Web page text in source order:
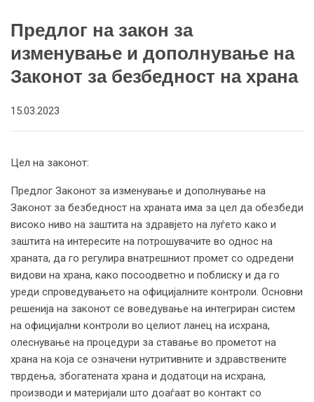
Предлог на закон за
изменување и дополнување на
Законот за безбедност на храна
15.03.2023
Цел на законот:
Предлог Законот за изменување и дополнување на
Законот за безбедност на храната има за цел да обезбеди
високо ниво на заштита на здравјето на луѓето како и
заштита на интересите на потрошувачите во однос на
храната, да го регулира внатрешниот промет со одредени
видови на храна, како посоодветно и поблиску и да го
уреди спроведувањето на официјалните контроли. Основни
решенија на законот се воведување на интегриран систем
на официјални контроли во целиот ланец на исхрана,
олеснување на процедури за ставање во прометот на
храна на која се означени нутритивните и здравствените
тврдења, збогатената храна и додатоци на исхрана,
производи и материјали што доаѓаат во контакт со